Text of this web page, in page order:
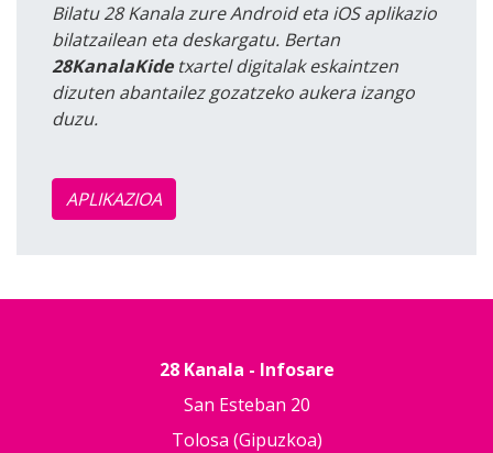
Bilatu 28 Kanala zure Android eta iOS aplikazio
bilatzailean eta deskargatu. Bertan
28KanalaKidetxartel digitalak eskaintzen
dizuten abantailez gozatzeko aukera izango
duzu.
APLIKAZIOA
28 Kanala - Infosare
San Esteban 20
Tolosa (Gipuzkoa)